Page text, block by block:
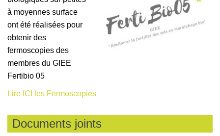
à moyennes surface
ont été réalisées pour
obtenir des
fermoscopies des
membres du GIEE
Fertibio 05
Lire ICI les Fermoscopies
Documents joints